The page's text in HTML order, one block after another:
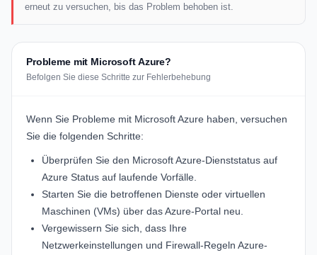
erneut zu versuchen, bis das Problem behoben ist.
Probleme mit Microsoft Azure?
Befolgen Sie diese Schritte zur Fehlerbehebung
Wenn Sie Probleme mit Microsoft Azure haben, versuchen
Sie die folgenden Schritte:
Überprüfen Sie den Microsoft Azure-Dienststatus auf
Azure Status auf laufende Vorfälle.
Starten Sie die betroffenen Dienste oder virtuellen
Maschinen (VMs) über das Azure-Portal neu.
Vergewissern Sie sich, dass Ihre
Netzwerkeinstellungen und Firewall-Regeln Azure-